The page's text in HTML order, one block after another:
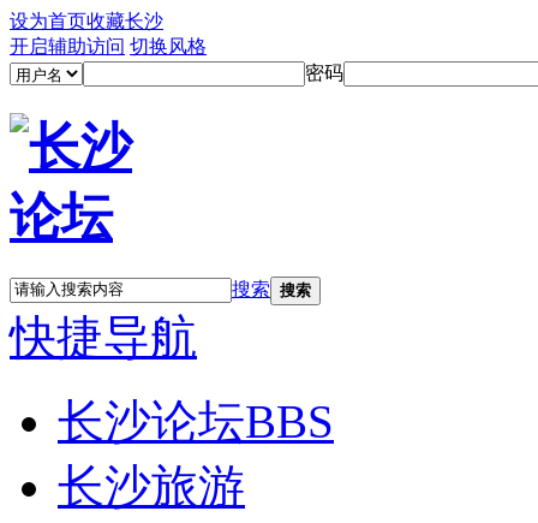
设为首页收藏长沙
开启辅助访问 切换风格
密码
搜索 搜索
快捷导航
长沙论坛BBS
长沙旅游